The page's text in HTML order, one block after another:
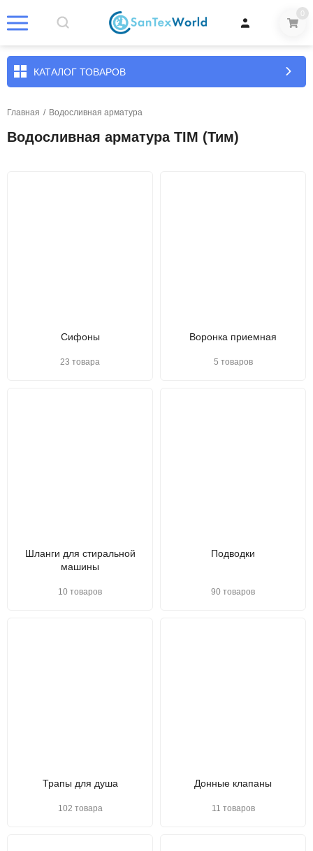
0
КАТАЛОГ ТОВАРОВ
Главная / Водосливная арматура
Водосливная арматура TIM (Тим)
Сифоны
23 товара
Воронка приемная
5 товаров
Шланги для стиральной
машины
10 товаров
Подводки
90 товаров
Трапы для душа
102 товара
Донные клапаны
11 товаров